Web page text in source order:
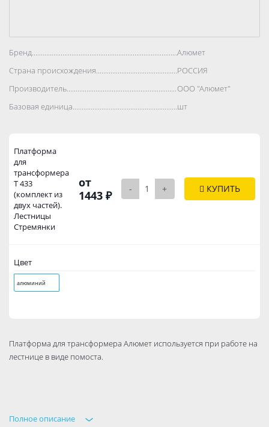
Бренд..................................................................................Алюмет
Страна происхождения..................................................................................
РОССИЯ
Производитель..................................................................................
ООО "Алюмет"
Базовая единица..................................................................................
шт
Платформа
для
трансформера
T 433
(комплект из
двух частей).
Лестницы
Стремянки
от
1443 ₽
- + КУПИТЬ
Цвет
алюминий
Платформа для трансформера Алюмет используется при работе на
лестнице в виде помоста.
Полное описание